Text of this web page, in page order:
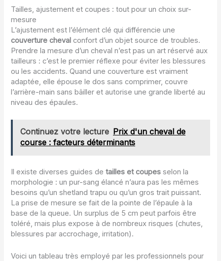
Tailles, ajustement et coupes : tout pour un choix sur-
mesure
L’ajustement est l’élément clé qui différencie une
couverture cheval confort d’un objet source de troubles.
Prendre la mesure d’un cheval n’est pas un art réservé aux
tailleurs : c’est le premier réflexe pour éviter les blessures
ou les accidents. Quand une couverture est vraiment
adaptée, elle épouse le dos sans comprimer, couvre
l’arrière-main sans bâiller et autorise une grande liberté au
niveau des épaules.
Continuez votre lecture Prix d'un cheval de
course : facteurs déterminants
Il existe diverses guides detailles et coupes selon la
morphologie : un pur-sang élancé n’aura pas les mêmes
besoins qu’un shetland trapu ou qu’un gros trait puissant.
La prise de mesure se fait de la pointe de l’épaule à la
base de la queue. Un surplus de 5 cm peut parfois être
toléré, mais plus expose à de nombreux risques (chutes,
blessures par accrochage, irritation).
Voici un tableau très employé par les professionnels pour